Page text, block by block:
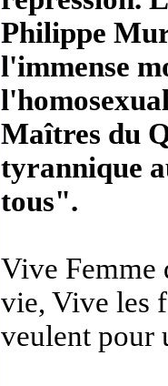
Philippe
l'immense
Maîtres du
tyrannique
tous".
Vive Femme
vie, Vive les
veulent pour